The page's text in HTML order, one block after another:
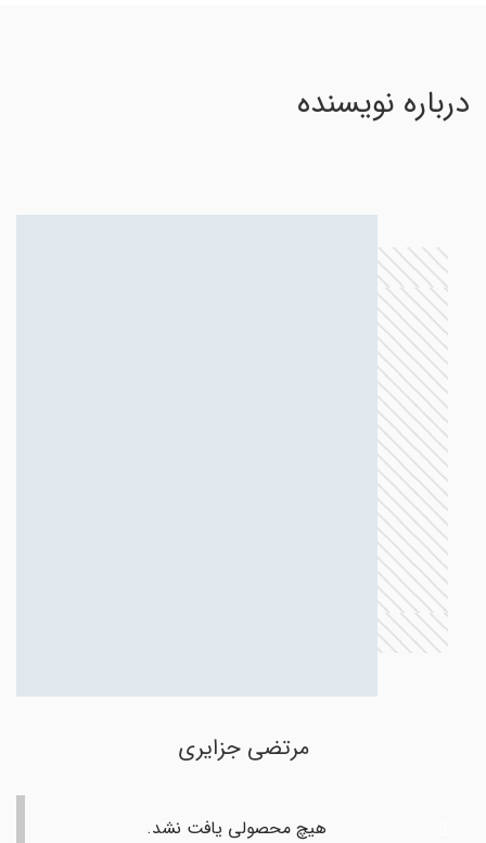
درباره نویسنده
مرتضی جزایری
هیچ محصولی یافت نشد.